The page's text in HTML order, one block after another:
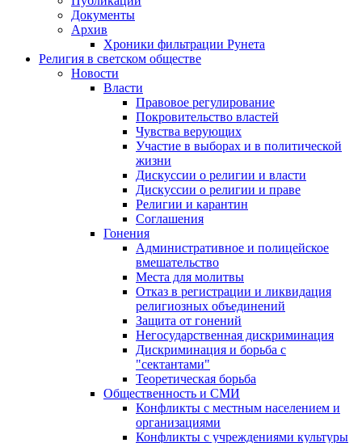
Документы
Архив
Хроники фильтрации Рунета
Религия в светском обществе
Новости
Власти
Правовое регулирование
Покровительство властей
Чувства верующих
Участие в выборах и в политической
жизни
Дискуссии о религии и власти
Дискуссии о религии и праве
Религии и карантин
Соглашения
Гонения
Административное и полицейское
вмешательство
Места для молитвы
Отказ в регистрации и ликвидация
религиозных объединений
Защита от гонений
Негосударственная дискриминация
Дискриминация и борьба с
"сектантами"
Теоретическая борьба
Общественность и СМИ
Конфликты с местным населением и
организациями
Конфликты с учреждениями культуры